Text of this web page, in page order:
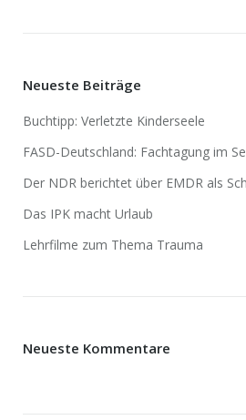
Neueste Beiträge
Buchtipp: Verletzte Kinderseele
FASD-Deutschland: Fachtagung im
Der NDR berichtet über EMDR als
Das IPK macht Urlaub
Lehrfilme zum Thema Trauma
Neueste Kommentare